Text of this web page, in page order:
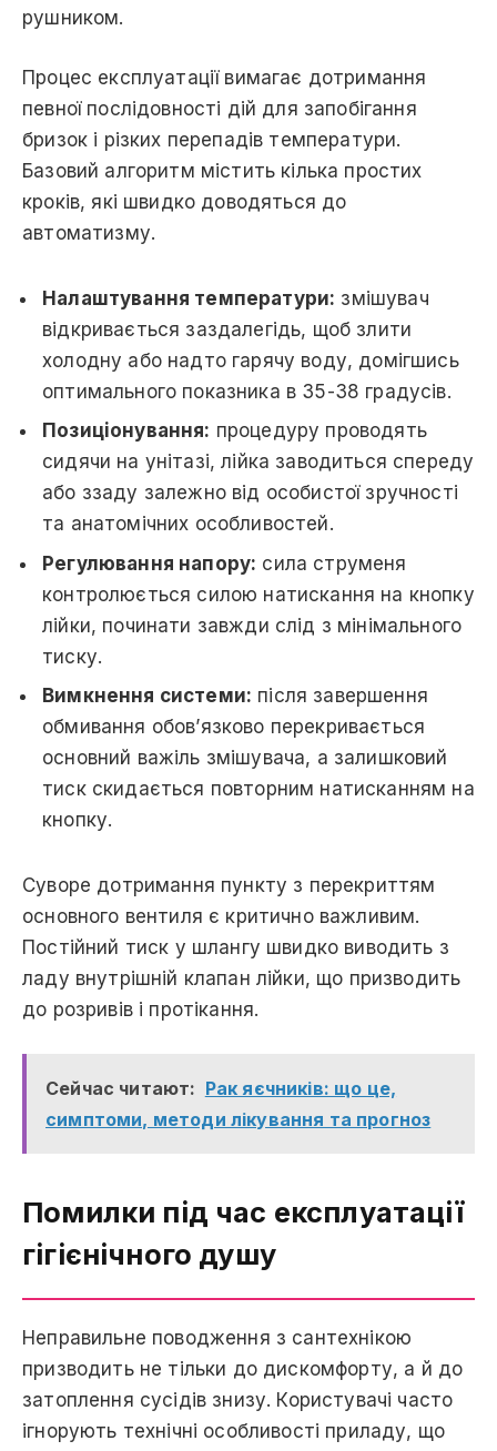
рушником.
Процес експлуатації вимагає дотримання
певної послідовності дій для запобігання
бризок і різких перепадів температури.
Базовий алгоритм містить кілька простих
кроків, які швидко доводяться до
автоматизму.
Налаштування температури: змішувач
відкривається заздалегідь, щоб злити
холодну або надто гарячу воду, домігшись
оптимального показника в 35-38 градусів.
Позиціонування: процедуру проводять
сидячи на унітазі, лійка заводиться спереду
або ззаду залежно від особистої зручності
та анатомічних особливостей.
Регулювання напору: сила струменя
контролюється силою натискання на кнопку
лійки, починати завжди слід з мінімального
тиску.
Вимкнення системи: після завершення
обмивання обов’язково перекривається
основний важіль змішувача, а залишковий
тиск скидається повторним натисканням на
кнопку.
Суворе дотримання пункту з перекриттям
основного вентиля є критично важливим.
Постійний тиск у шлангу швидко виводить з
ладу внутрішній клапан лійки, що призводить
до розривів і протікання.
Сейчас читают: Рак яєчників: що це,
симптоми, методи лікування та прогноз
Помилки під час експлуатації
гігієнічного душу
Неправильне поводження з сантехнікою
призводить не тільки до дискомфорту, а й до
затоплення сусідів знизу. Користувачі часто
ігнорують технічні особливості приладу, що